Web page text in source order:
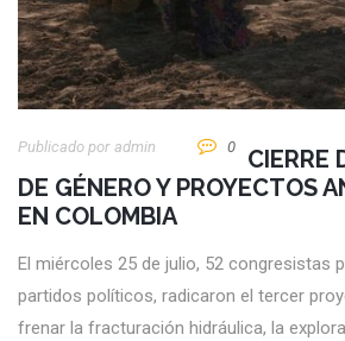
Publicado por Admin 0
CIERRE
DE GÉNERO Y PROYECTOS
EN COLOMBIA
El miércoles 25 de julio, 52 congresistas
partidos políticos, radicaron el tercer
frenar la fracturación hidráulica, la